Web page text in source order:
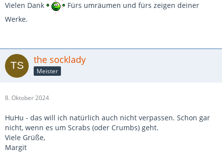
Vielen Dank
Fürs umräumen und fürs zeigen deiner
Werke.
the socklady
Meister
8. Oktober 2024
HuHu - das will ich natürlich auch nicht verpassen. Schon gar
nicht, wenn es um Scrabs (oder Crumbs) geht.
Viele Grüße,
Margit